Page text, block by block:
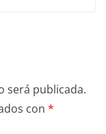
será publicada.
con *